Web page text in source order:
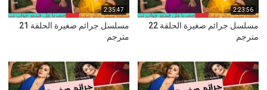
2:23:56
مسلسل جرائم صغيرة الحلقة 22
مترجم
2:35:47
مسلسل جرائم صغيرة الحلقة 21
مترجم